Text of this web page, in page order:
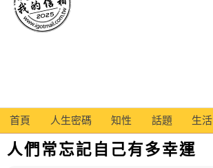
首頁 人生密碼 知性 話題 生活
人們常忘記自己有多幸運